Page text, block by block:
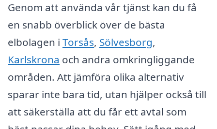
Genom att använda vår tjänst kan du få
en snabb överblick över de bästa
elbolagen i Torsås, Sölvesborg,
Karlskrona och andra omkringliggande
områden. Att jämföra olika alternativ
sparar inte bara tid, utan hjälper också till
att säkerställa att du får ett avtal som